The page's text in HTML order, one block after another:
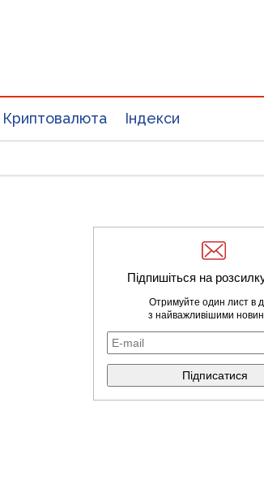
Криптовалюта Індекси
Підпишіться на
Отримуйте один лист в
з найважливішими